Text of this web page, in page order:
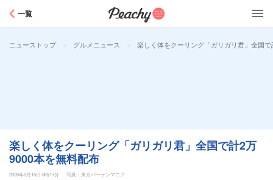
一覧
ニューストップ > グルメニュース > 楽しく体をクーリング「ガリガリ君」全国
楽しく体をクーリング「ガリガリ君」全国で計2万
9000本を無料配布
2026年5月15日 8時13分 写真：東京バーゲンマニア